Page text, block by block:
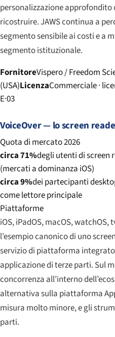
personalizzazione approfondito
ricostruire. JAWS continua a
segmento sensibile ai costi e a
segmento istituzionale.
FornitoreVispero / Freedom
(USA)LicenzaCommerciale ·
E·03
VoiceOver — lo screen
Quota di mercato 2026
circa 71%degli utenti di screen
(mercati a dominanza iOS)
circa 9%dei partecipanti
come lettore principale
Piattaforme
iOS, iPadOS, macOS, watchOS,
l’esempio canonico di uno
servizio di piattaforma
applicazione di terze parti. Sul
concorrenza all’interno
alternativa sulla piattaforma
misura molto minore, e gli
parti.